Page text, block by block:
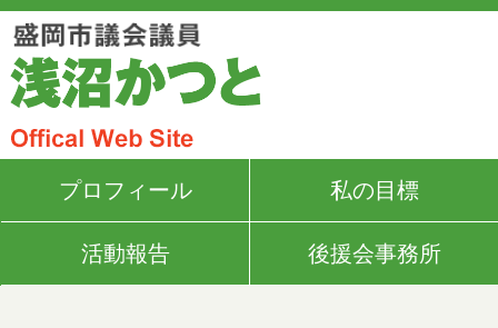
プロフィール 私の目標
活動報告 後援会事務所